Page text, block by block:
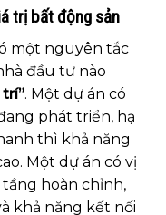
trị bất động sản
một nguyên tắc
đầu tư nào
trí”. Một dự án có
phát triển, hạ
thì khả năng
Một dự án có vị
hoàn chỉnh,
khả năng kết nối